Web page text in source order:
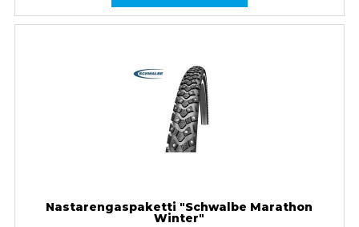
Nastarengaspaketti "Schwalbe Marathon
Winter"